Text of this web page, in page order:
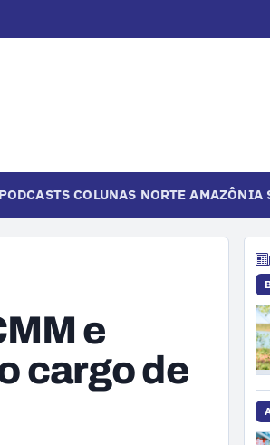
PODCASTS COLUNAS NORTE AMAZÔNIA
e
cargo de